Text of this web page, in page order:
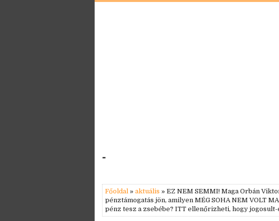
-
Főoldal » aktuális » EZ NEM SEMMI! Maga Orbán
pénztámogatás jön, amilyen MÉG SOHA NEM VOLT
pénz tesz a zsebébe? ITT ellenőrizheti, hogy jogosult-